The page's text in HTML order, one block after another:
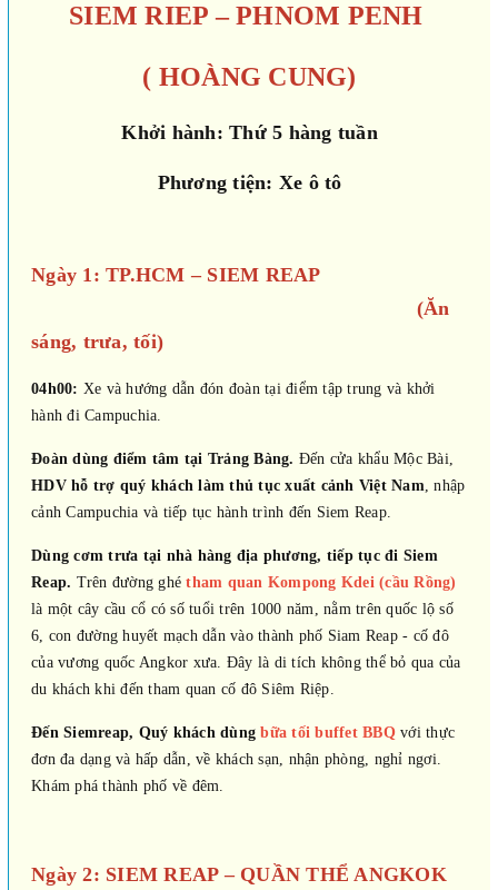
SIEM RIEP – PHNOM PENH
( HOÀNG CUNG)
Khởi hành: Thứ 5 hàng tuần
Phương tiện: Xe ô tô
Ngày 1: TP.HCM – SIEM REAP
(Ăn
sáng, trưa, tối)
04h00: Xe và hướng dẫn đón đoàn tại điểm tập trung và khởi
hành đi Campuchia.
Đoàn dùng điểm tâm tại Trảng Bàng. Đến cửa khẩu Mộc Bài,
HDV hỗ trợ quý khách làm thủ tục xuất cảnh Việt Nam, nhập
cảnh Campuchia và tiếp tục hành trình đến Siem Reap.
Dùng cơm trưa tại nhà hàng địa phương, tiếp tục đi Siem
Reap. Trên đường ghétham quan Kompong Kdei (cầu Rồng)
là một cây cầu cổ có số tuổi trên 1000 năm, nằm trên quốc lộ số
6, con đường huyết mạch dẫn vào thành phố Siam Reap - cố đô
của vương quốc Angkor xưa. Đây là di tích không thể bỏ qua của
du khách khi đến tham quan cố đô Siêm Riệp.
Đến Siemreap, Quý khách dùngbữa tối buffet BBQ với thực
đơn đa dạng và hấp dẫn, về khách sạn, nhận phòng, nghỉ ngơi.
Khám phá thành phố về đêm.
Ngày 2: SIEM REAP – QUẦN THỂ ANGKOK